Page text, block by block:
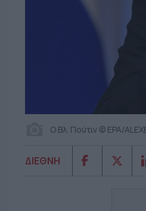
Ο Βλ. Πούτιν © EPA/
ΔΙΕΘΝΗ